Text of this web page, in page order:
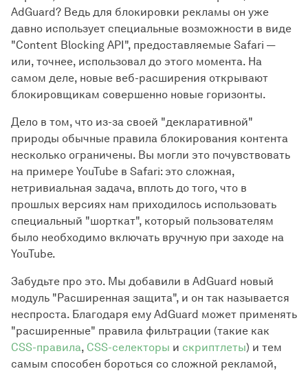
AdGuard? Ведь для блокировки рекламы он уже
давно использует специальные возможности в виде
"Content Blocking API", предоставляемые Safari —
или, точнее, использовал до этого момента. На
самом деле, новые веб-расширения открывают
блокировщикам совершенно новые горизонты.
Дело в том, что из-за своей "декларативной"
природы обычные правила блокирования контента
несколько ограничены. Вы могли это почувствовать
на примере YouTube в Safari: это сложная,
нетривиальная задача, вплоть до того, что в
прошлых версиях нам приходилось использовать
специальный "шорткат", который пользователям
было необходимо включать вручную при заходе на
YouTube.
Забудьте про это. Мы добавили в AdGuard новый
модуль "Расширенная защита", и он так называется
неспроста. Благодаря ему AdGuard может применять
"расширенные" правила фильтрации (такие как
CSS-правила, CSS-селекторы и скриптлеты) и тем
самым способен бороться со сложной рекламой,